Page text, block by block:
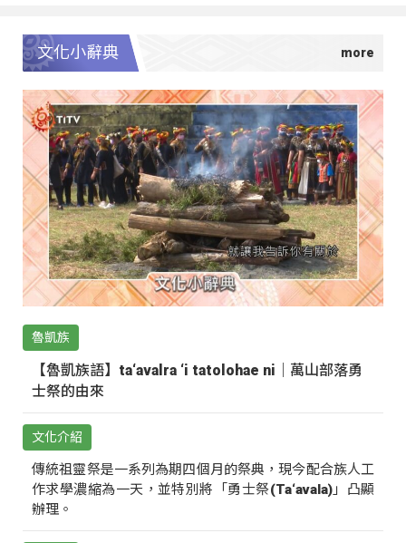
文化小辭典
魯凱族
【魯凱族語】ta‘avalra ‘i tatolohae ni｜萬山部落勇
士祭的由來
文化介紹
傳統祖靈祭是一系列為期四個月的祭典，現今配合族人工
作求學濃縮為一天，並特別將「勇士祭(Ta‘avala)」凸顯
辦理。